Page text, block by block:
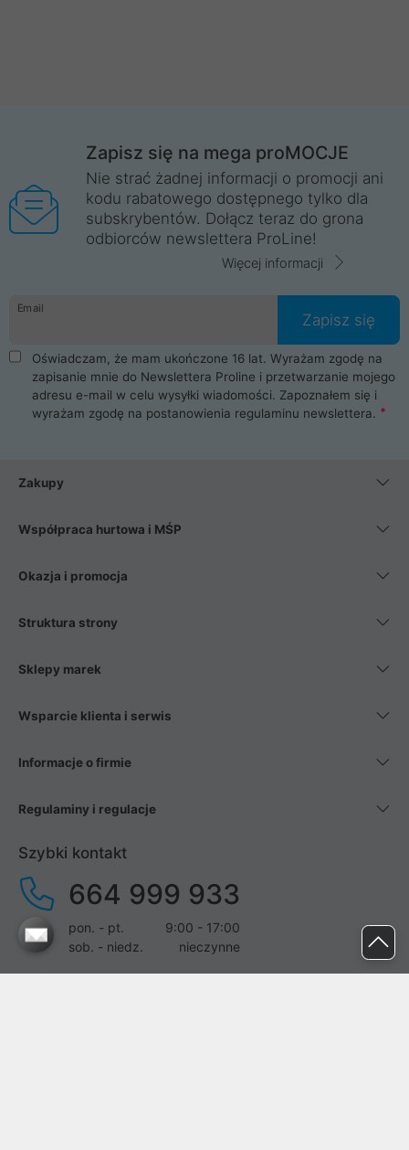
Zapisz się na mega proMOCJE
Nie strać żadnej informacji o promocji ani
kodu rabatowego dostępnego tylko dla
subskrybentów. Dołącz teraz do grona
odbiorców newslettera ProLine!
Więcej informacji
Email
Zapisz się
Oświadczam, że mam ukończone 16 lat. Wyrażam zgodę na
zapisanie mnie do Newslettera Proline i przetwarzanie mojego
adresu e-mail w celu wysyłki wiadomości. Zapoznałem się i
wyrażam zgodę na postanowienia regulaminu newslettera.
Zakupy
Współpraca hurtowa i MŚP
Okazja i promocja
Struktura strony
Sklepy marek
Wsparcie klienta i serwis
Informacje o firmie
Regulaminy i regulacje
Szybki kontakt
664 999 933
pon. - pt.
9:00 - 17:00
sob. - niedz.
nieczynne